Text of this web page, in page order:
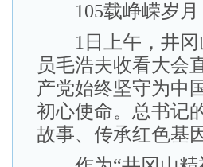
105载峥嵘岁月
1日上午，井冈
员毛浩夫收看大会
产党始终坚守为中
初心使命。总书记
故事、传承红色基